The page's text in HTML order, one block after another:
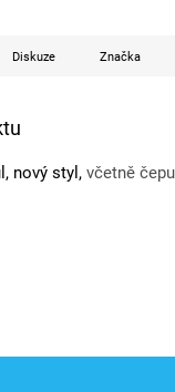
Diskuze Značka
nový styl, včetně